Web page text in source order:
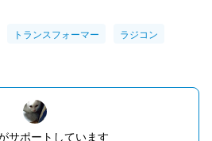
トランスフォーマー ラジコン
サポートしています